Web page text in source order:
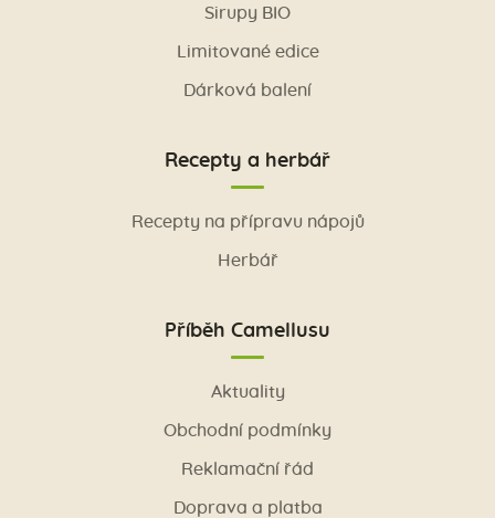
Sirupy BIO
Limitované edice
Dárková balení
Recepty a herbář
Recepty na přípravu nápojů
Herbář
Příběh Camellusu
Aktuality
Obchodní podmínky
Reklamační řád
Doprava a platba